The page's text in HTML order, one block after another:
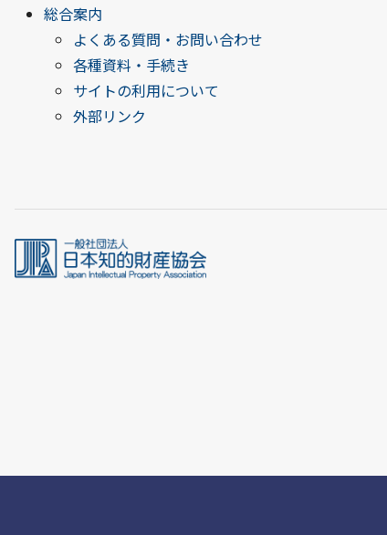
総合案内
よくある質問・お問い合わせ
各種資料・手続き
サイトの利用について
外部リンク